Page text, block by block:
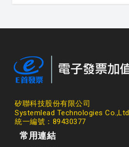
矽聯科技股份有限公司
Systemlead Technologies Co.,Ltd
統一編號：89430377
常用連結